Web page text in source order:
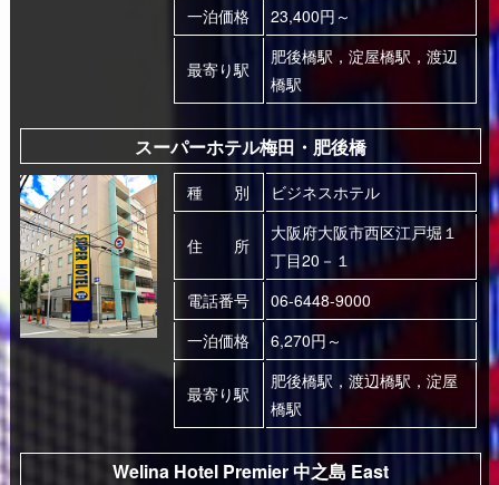
一泊価格
23,400円～
最寄り駅
肥後橋駅，淀屋橋駅，渡辺
橋駅
スーパーホテル梅田・肥後橋
種 別 ビジネスホテル
住 所
大阪府大阪市西区江戸堀１
丁目20－１
電話番号
06-6448-9000
一泊価格
6,270円～
最寄り駅
肥後橋駅，渡辺橋駅，淀屋
橋駅
Welina Hotel Premier 中之島 East